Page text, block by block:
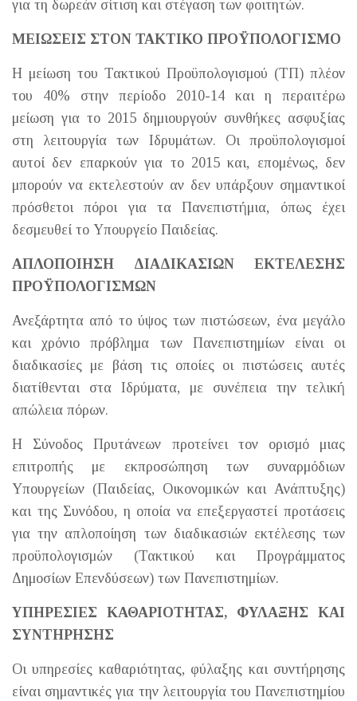
για τη δωρεάν σίτιση και στέγαση των φοιτητών.
ΜΕΙΩΣΕΙΣ ΣΤΟΝ ΤΑΚΤΙΚΟ ΠΡΟΫΠΟΛΟΓΙΣΜΟ
Η μείωση του Τακτικού Προϋπολογισμού (ΤΠ) πλέον
του 40% στην περίοδο 2010-14 και η περαιτέρω
μείωση για το 2015 δημιουργούν συνθήκες ασφυξίας
στη λειτουργία των Ιδρυμάτων. Οι προϋπολογισμοί
αυτοί δεν επαρκούν για το 2015 και, επομένως, δεν
μπορούν να εκτελεστούν αν δεν υπάρξουν σημαντικοί
πρόσθετοι πόροι για τα Πανεπιστήμια, όπως έχει
δεσμευθεί το Υπουργείο Παιδείας.
ΑΠΛΟΠΟΙΗΣΗ ΔΙΑΔΙΚΑΣΙΩΝ ΕΚΤΕΛΕΣΗΣ
ΠΡΟΫΠΟΛΟΓΙΣΜΩΝ
Ανεξάρτητα από το ύψος των πιστώσεων, ένα μεγάλο
και χρόνιο πρόβλημα των Πανεπιστημίων είναι οι
διαδικασίες με βάση τις οποίες οι πιστώσεις αυτές
διατίθενται στα Ιδρύματα, με συνέπεια την τελική
απώλεια πόρων.
Η Σύνοδος Πρυτάνεων προτείνει τον ορισμό μιας
επιτροπής με εκπροσώπηση των συναρμόδιων
Υπουργείων (Παιδείας, Οικονομικών και Ανάπτυξης)
και της Συνόδου, η οποία να επεξεργαστεί προτάσεις
για την απλοποίηση των διαδικασιών εκτέλεσης των
προϋπολογισμών (Τακτικού και Προγράμματος
Δημοσίων Επενδύσεων) των Πανεπιστημίων.
ΥΠΗΡΕΣΙΕΣ ΚΑΘΑΡΙΟΤΗΤΑΣ, ΦΥΛΑΞΗΣ ΚΑΙ
ΣΥΝΤΗΡΗΣΗΣ
Οι υπηρεσίες καθαριότητας, φύλαξης και συντήρησης
είναι σημαντικές για την λειτουργία του Πανεπιστημίου